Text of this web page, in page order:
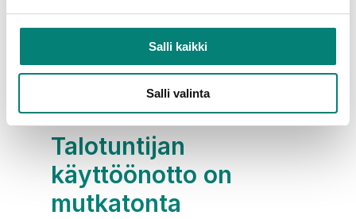
Salli kaikki
Salli valinta
Talotuntijan
käyttöönotto on
mutkatonta